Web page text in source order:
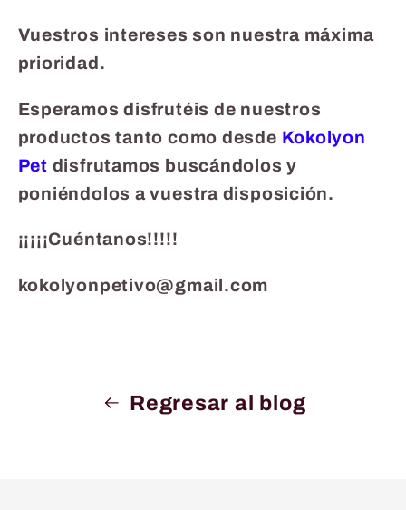
Vuestros intereses son nuestra máxima
prioridad.
Esperamos disfrutéis de nuestros
productos tanto como desde Kokolyon
Pet disfrutamos buscándolos y
poniéndolos a vuestra disposición.
¡¡¡¡¡Cuéntanos!!!!!
kokolyonpetivo@gmail.com
Regresar al blog